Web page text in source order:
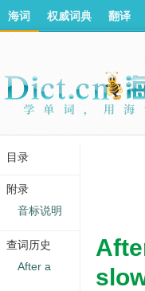
海词 权威词典 翻译
目录
附录
音标说明
查词历史
After a